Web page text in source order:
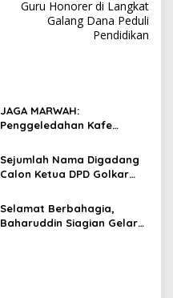
Guru Honorer di Langkat
Galang Dana Peduli
Pendidikan
JAGA MARWAH:
Penggeledahan Kafe
Dijadikan Alat Pelemahan
Kejaksaan RI
Sejumlah Nama Digadang
Calon Ketua DPD Golkar
Mau Jadi Alat Barisan Sakit
Hati
Selamat Berbahagia,
Baharuddin Siagian Gelar